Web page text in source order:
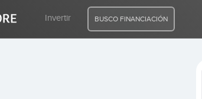
Invertir BUSCO FINANCIACIÓN